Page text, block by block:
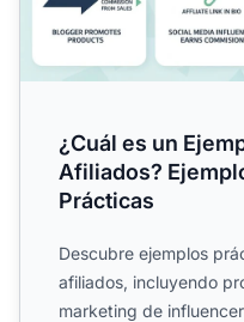
¿Cuál es un
Afiliados?
Prácticas
Descubre ejemplos
afiliados, incluyendo
marketing de